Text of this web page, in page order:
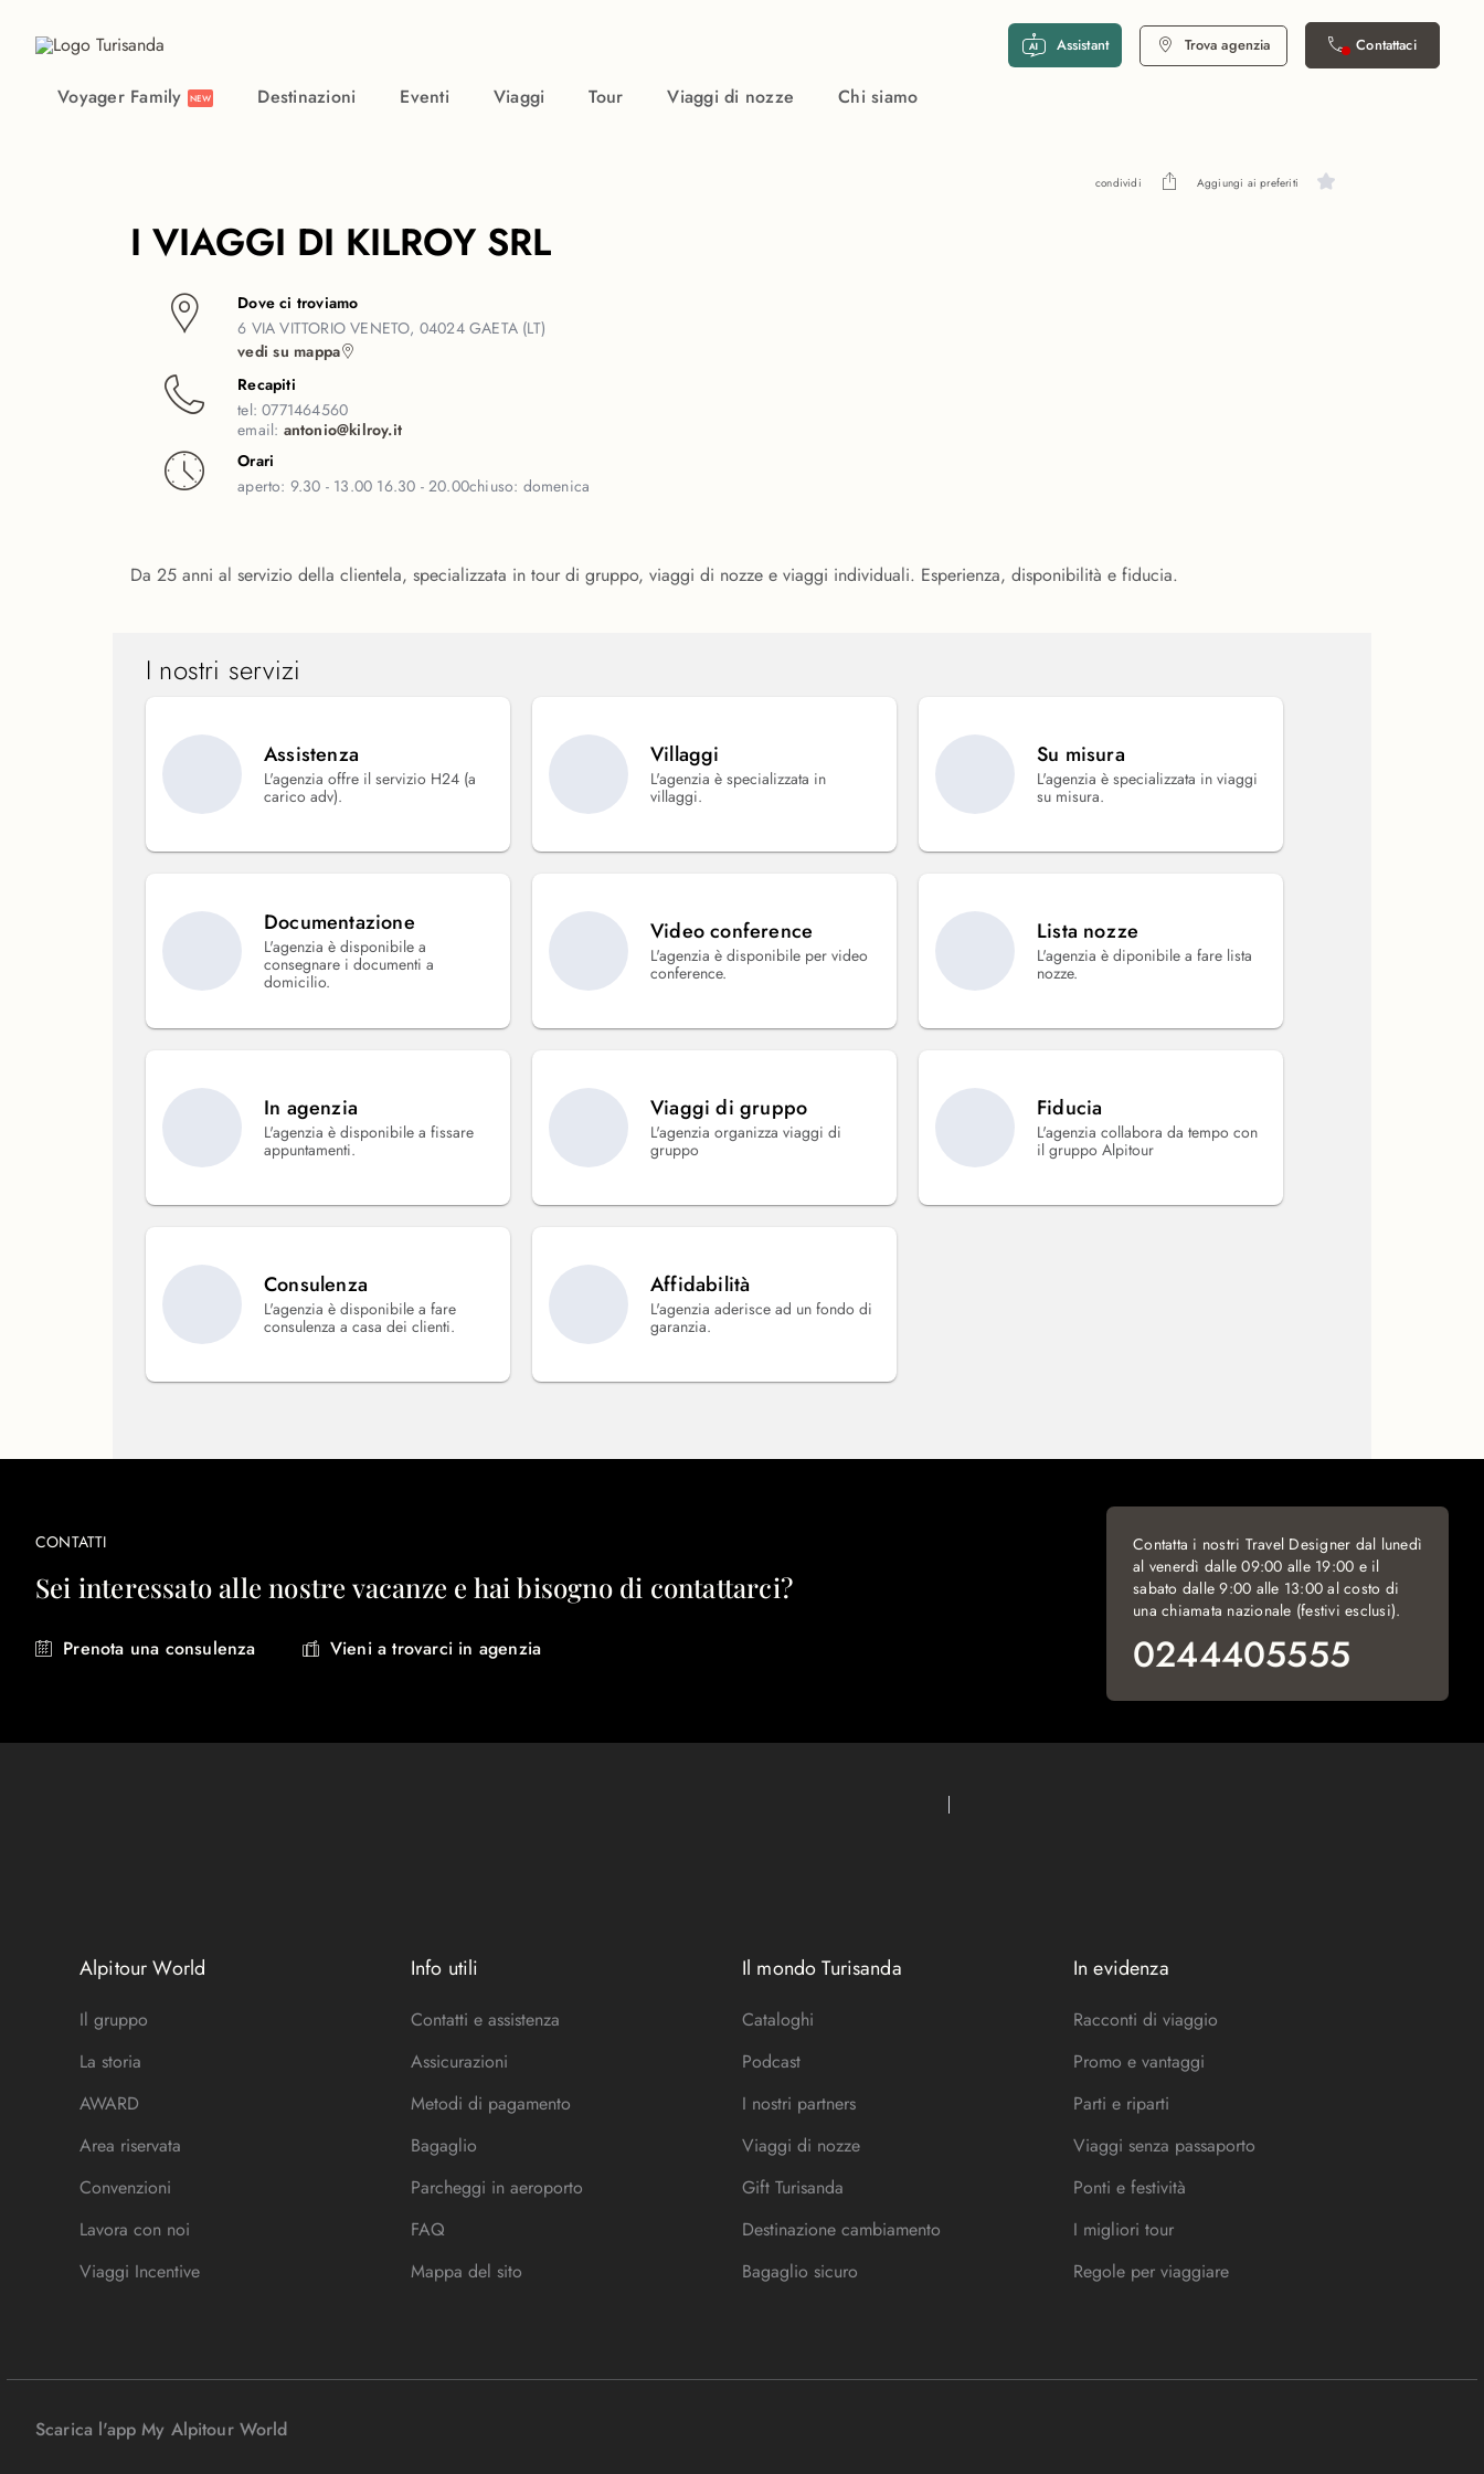
Assistant Trova agenzia Contattaci
Voyager Family NEW Destinazioni Eventi Viaggi Tour Viaggi di nozze Chi siamo
condividi Aggiungi ai preferiti
I VIAGGI DI KILROY SRL
Dove ci troviamo
6 VIA VITTORIO VENETO, 04024 GAETA (LT)
vedi su mappa
Recapiti
tel:0771464560
email: antonio@kilroy.it
Orari
aperto: 9.30 - 13.00 16.30 - 20.00chiuso: domenica
Da 25 anni al servizio della clientela, specializzata in tour di gruppo, viaggi di nozze e viaggi individuali. Esperienza, disponibilità e fiducia.
I nostri servizi
Assistenza
L'agenzia offre il servizio H24 (a
carico adv).
Villaggi
L'agenzia è specializzata in
villaggi.
Su misura
L'agenzia è specializzata in viaggi
su misura.
Documentazione
L'agenzia è disponibile a
consegnare i documenti a
domicilio.
Video conference
L'agenzia è disponibile per video
conference.
Lista nozze
L'agenzia è diponibile a fare lista
nozze.
In agenzia
L'agenzia è disponibile a fissare
appuntamenti.
Viaggi di gruppo
L'agenzia organizza viaggi di
gruppo
Fiducia
L'agenzia collabora da tempo con
il gruppo Alpitour
Consulenza
L'agenzia è disponibile a fare
consulenza a casa dei clienti.
Affidabilità
L'agenzia aderisce ad un fondo di
garanzia.
CONTATTI
Sei interessato alle nostre vacanze e hai bisogno di contattarci?
Prenota una consulenza Vieni a trovarci in agenzia
Contatta i nostri Travel Designer dal lunedì
al venerdì dalle 09:00 alle 19:00 e il
sabato dalle 9:00 alle 13:00 al costo di
una chiamata nazionale (festivi esclusi).
0244405555
Alpitour World
Il gruppo
La storia
AWARD
Area riservata
Convenzioni
Lavora con noi
Viaggi Incentive
Info utili
Contatti e assistenza
Assicurazioni
Metodi di pagamento
Bagaglio
Parcheggi in aeroporto
FAQ
Mappa del sito
Il mondo Turisanda
Cataloghi
Podcast
I nostri partners
Viaggi di nozze
Gift Turisanda
Destinazione cambiamento
Bagaglio sicuro
In evidenza
Racconti di viaggio
Promo e vantaggi
Parti e riparti
Viaggi senza passaporto
Ponti e festività
I migliori tour
Regole per viaggiare
Scarica l'app My Alpitour World